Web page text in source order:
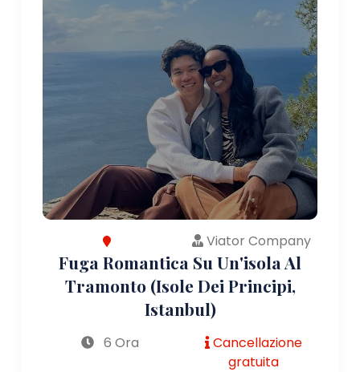
Viator Company
Fuga Romantica Su Un'isola Al
Tramonto (Isole Dei Principi,
Istanbul)
6 Ora
Cancellazione
gratuita